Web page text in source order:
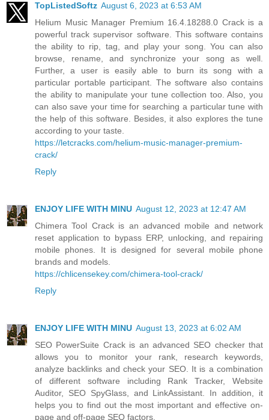
TopListedSoftz August 6, 2023 at 6:53 AM
Helium Music Manager Premium 16.4.18288.0 Crack is a
powerful track supervisor software. This software contains
the ability to rip, tag, and play your song. You can also
browse, rename, and synchronize your song as well.
Further, a user is easily able to burn its song with a
particular portable participant. The software also contains
the ability to manipulate your tune collection too. Also, you
can also save your time for searching a particular tune with
the help of this software. Besides, it also explores the tune
according to your taste.
https://letcracks.com/helium-music-manager-premium-
crack/
Reply
ENJOY LIFE WITH MINU August 12, 2023 at 12:47 AM
Chimera Tool Crack is an advanced mobile and network
reset application to bypass ERP, unlocking, and repairing
mobile phones. It is designed for several mobile phone
brands and models.
https://chlicensekey.com/chimera-tool-crack/
Reply
ENJOY LIFE WITH MINU August 13, 2023 at 6:02 AM
SEO PowerSuite Crack is an advanced SEO checker that
allows you to monitor your rank, research keywords,
analyze backlinks and check your SEO. It is a combination
of different software including Rank Tracker, Website
Auditor, SEO SpyGlass, and LinkAssistant. In addition, it
helps you to find out the most important and effective on-
page and off-page SEO factors.